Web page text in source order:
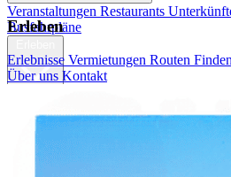
Veranstaltungen Restaurants
Busfahrpläne
Über uns
Kontakt
Erleben
Erlebnisse Vermietungen Routen Finden
Über uns Kontakt